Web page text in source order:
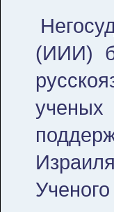
(ИИИ)